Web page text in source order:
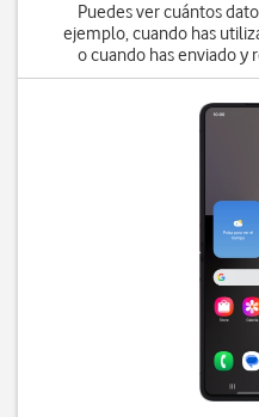
Puedes ver cuántos
ejemplo, cuando has
o cuando has enviado